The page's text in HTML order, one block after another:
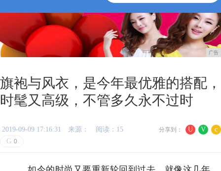
广告
旗袍与风衣，是今年最优雅的搭配，
时髦又高级，不管多久永不过时
U V c
分享到：
2019-09-09 17:16:31 来源：
阅读：15
G 0